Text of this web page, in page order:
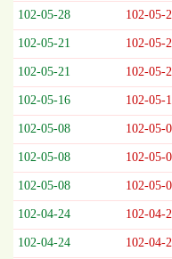
購
列
表，
欄
位
依
序
開
標
期、
截
標
102-05-28 102-05-
102-05-21 102-05-
102-05-21 102-05-
102-05-16 102-05-
102-05-08 102-05-
102-05-08 102-05-
102-05-08 102-05-
102-04-24 102-04-
102-04-24 102-04-